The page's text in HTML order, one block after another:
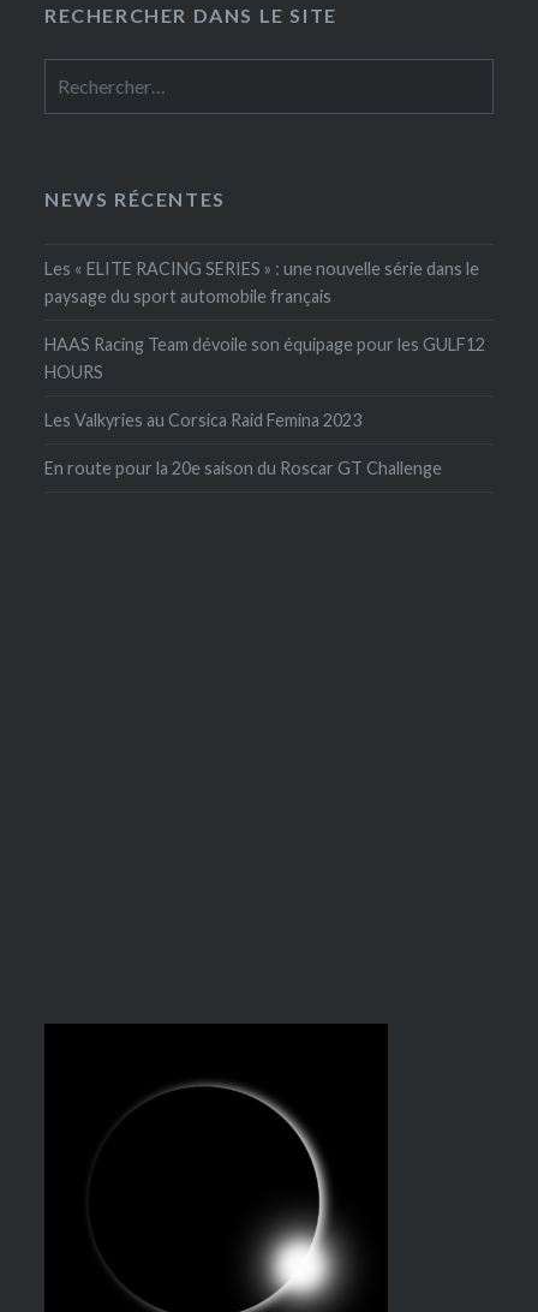
RECHERCHER DANS LE SITE
NEWS RÉCENTES
Les « ELITE RACING SERIES » : une nouvelle série dans le
paysage du sport automobile français
HAAS Racing Team dévoile son équipage pour les GULF12
HOURS
Les Valkyries au Corsica Raid Femina 2023
En route pour la 20e saison du Roscar GT Challenge